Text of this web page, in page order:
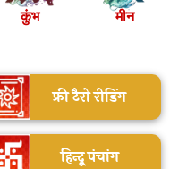
कुंभ मीन
फ्री टैरो रीडिंग
हिन्दू पंचांग